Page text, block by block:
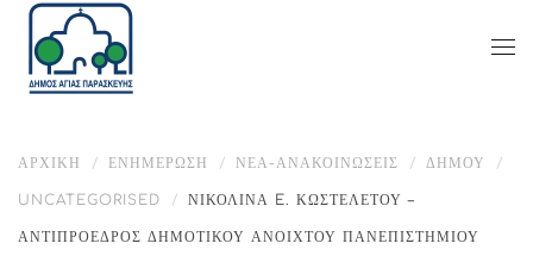
ΑΡΧΙΚΉ ΕΝΗΜΈΡΩΣΗ ΝΕΑ-ΑΝΑΚΟΙΝΩΣΕΙΣ ΔΉΜΟΥ
UNCATEGORISED ΝΙΚΟΛΊΝΑ E. ΚΩΣΤΕΛΈΤΟΥ –
ΑΝΤΙΠΡΌΕΔΡΟΣ ΔΗΜΟΤΙΚΟΎ ΑΝΟΙΧΤΟΎ ΠΑΝΕΠΙΣΤΗΜΊΟΥ